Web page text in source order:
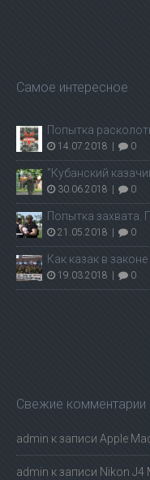
Самое интересное
Попытка
14.07.2018 0
"Кубанский
30.06.2018 0
Попытка захвата.
21.05.2018 0
Как казак в
19.03.2018 0
Свежие комментарии
admin к записи Apple
admin к записи Nikon J4